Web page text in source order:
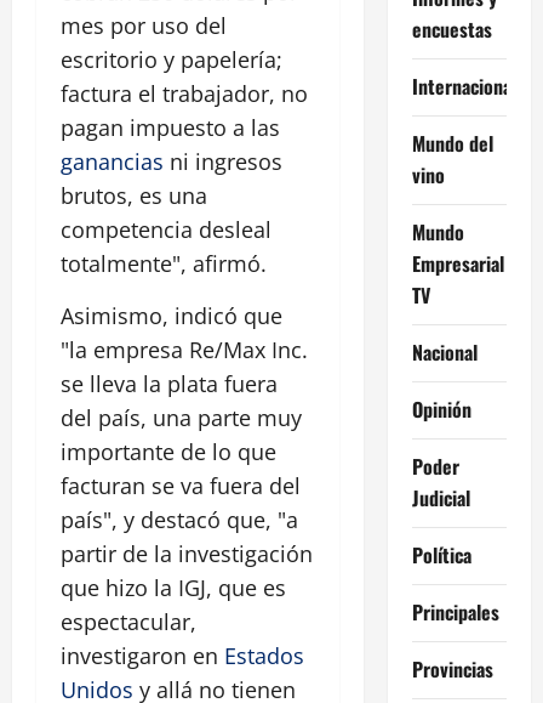
mes por uso del
escritorio y papelería;
factura el trabajador, no
pagan impuesto a las
ganancias ni ingresos
brutos, es una
competencia desleal
totalmente", afirmó.
Asimismo, indicó que
"la empresa Re/Max Inc.
se lleva la plata fuera
del país, una parte muy
importante de lo que
facturan se va fuera del
país", y destacó que, "a
partir de la investigación
que hizo la IGJ, que es
espectacular,
investigaron en Estados
Unidos y allá no tienen
encuestas
Internacional
Mundo del
vino
Mundo
Empresarial
TV
Nacional
Opinión
Poder
Judicial
Política
Principales
Provincias